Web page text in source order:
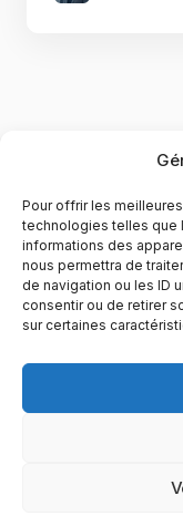
Pour offrir les
technologies telles que
informations des
nous permettra de
de navigation ou les ID
consentir ou de retirer
sur certaines
YubiGeek est un
technologies, à la
du web, du gaming